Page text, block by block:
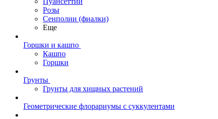
Розы
Сенполии (фиалки)
Еще
Горшки и кашпо
Кашпо
Горшки
Грунты
Грунты для хищных растений
Геометрические флорариумы с суккулентами